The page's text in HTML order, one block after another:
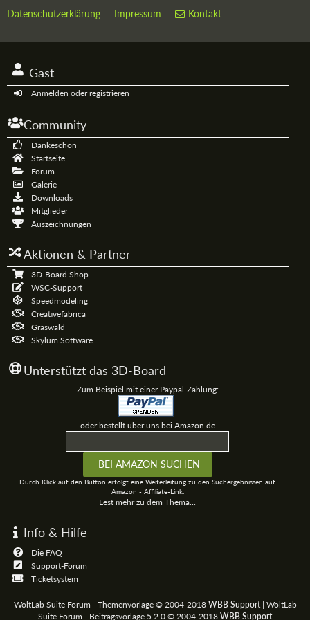
Datenschutzerklärung Impressum Kontakt
Gast
Anmelden oder registrieren
Community
Dankeschön
Startseite
Forum
Galerie
Downloads
Mitglieder
Auszeichnungen
Aktionen & Partner
3D-Board Shop
WSC-Support
Speedmodeling
Creativefabrica
Graswald
Skylum Software
Unterstützt das 3D-Board
Zum Beispiel mit einer Paypal-Zahlung:
oder bestellt über uns bei Amazon.de
Durch Klick auf den Button erfolgt eine Weiterleitung zu den Suchergebnissen auf
Amazon - Affiliate-Link.
Lest mehr zu dem Thema...
Info & Hilfe
Die FAQ
Support-Forum
Ticketsystem
WoltLab Suite Forum - Themenvorlage © 2004-2018 WBB Support| WoltLab
Suite Forum - Beitragsvorlage 5.2.0 © 2004-2018 WBB Support